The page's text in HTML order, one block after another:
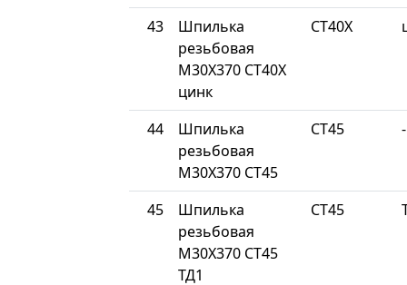
43
Шпилька
резьбовая
М30Х370 СТ40Х
цинк
СТ40Х
44
Шпилька
резьбовая
М30Х370 СТ45
СТ45 -
45
Шпилька
резьбовая
М30Х370 СТ45
ТД1
СТ45